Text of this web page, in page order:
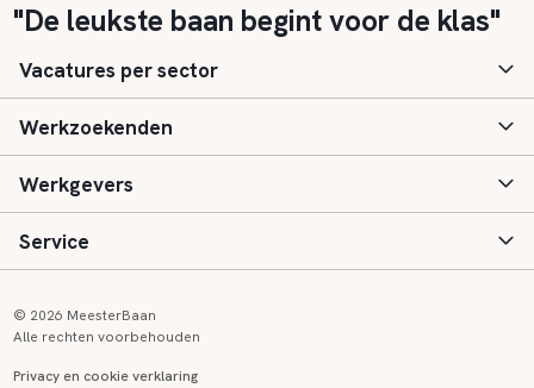
"De leukste baan begint voor de klas"
Vacatures per sector
Basisonderwijs
Speciaal (basis) onderwijs
Voortgezet onderwijs
Werkzoekenden
Aanmelden
Vacatures
Werkgevers
Inloggen
Service
© 2026 MeesterBaan
Alle rechten voorbehouden
Privacy en cookie verklaring